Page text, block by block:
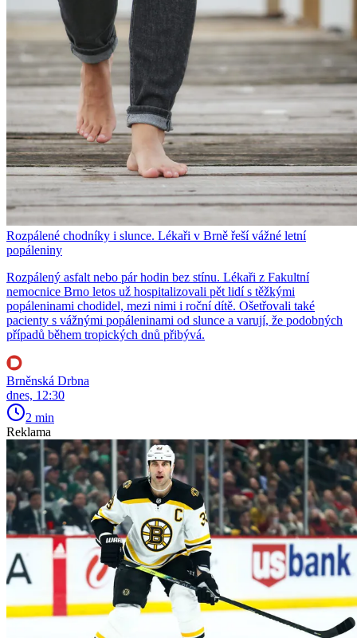
Rozpálené chodníky i slunce. Lékaři v Brně řeší vážné letní
popáleniny
Rozpálený asfalt nebo pár hodin bez stínu. Lékaři z Fakultní
nemocnice Brno letos už hospitalizovali pět lidí s těžkými
popáleninami chodidel, mezi nimi i roční dítě. Ošetřovali také
pacienty s vážnými popáleninami od slunce a varují, že podobných
případů během tropických dnů přibývá.
Brněnská Drbna
dnes, 12:30
2 min
Reklama